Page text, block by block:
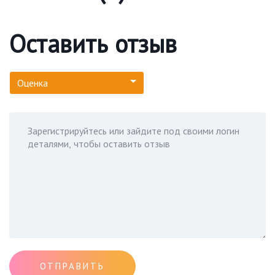
Оставить отзыв
Оценка
ОТПРАВИТЬ